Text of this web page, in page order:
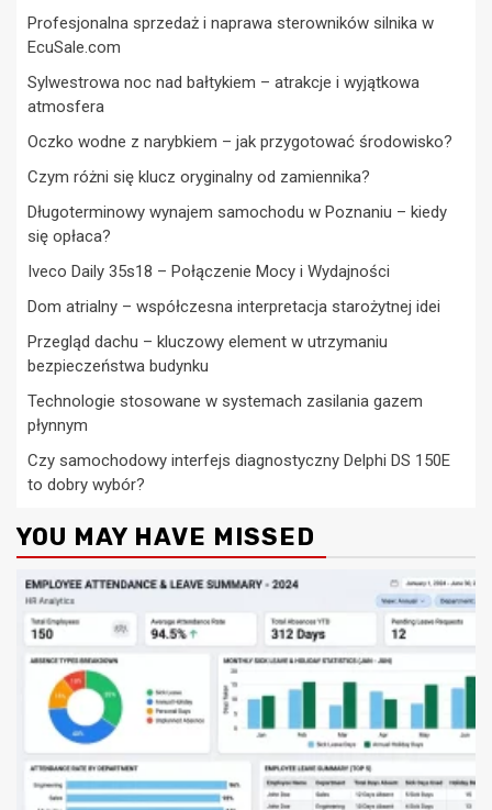
Profesjonalna sprzedaż i naprawa sterowników silnika w
EcuSale.com
Sylwestrowa noc nad bałtykiem – atrakcje i wyjątkowa
atmosfera
Oczko wodne z narybkiem – jak przygotować środowisko?
Czym różni się klucz oryginalny od zamiennika?
Długoterminowy wynajem samochodu w Poznaniu – kiedy
się opłaca?
Iveco Daily 35s18 – Połączenie Mocy i Wydajności
Dom atrialny – współczesna interpretacja starożytnej idei
Przegląd dachu – kluczowy element w utrzymaniu
bezpieczeństwa budynku
Technologie stosowane w systemach zasilania gazem
płynnym
Czy samochodowy interfejs diagnostyczny Delphi DS 150E
to dobry wybór?
YOU MAY HAVE MISSED